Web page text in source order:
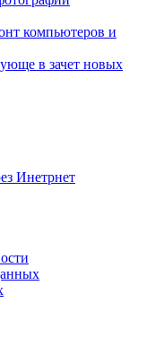
компьютеров и
в зачет новых
Инетрнет